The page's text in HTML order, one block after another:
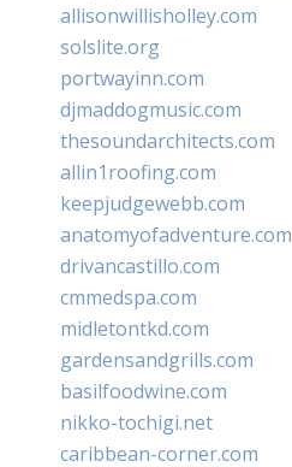
allisonwillisholley.com
solslite.org
portwayinn.com
djmaddogmusic.com
thesoundarchitects.com
allin1roofing.com
keepjudgewebb.com
anatomyofadventure.com
drivancastillo.com
cmmedspa.com
midletontkd.com
gardensandgrills.com
basilfoodwine.com
nikko-tochigi.net
caribbean-corner.com